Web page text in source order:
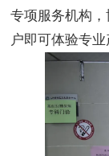
专项服务机构
户即可体验专